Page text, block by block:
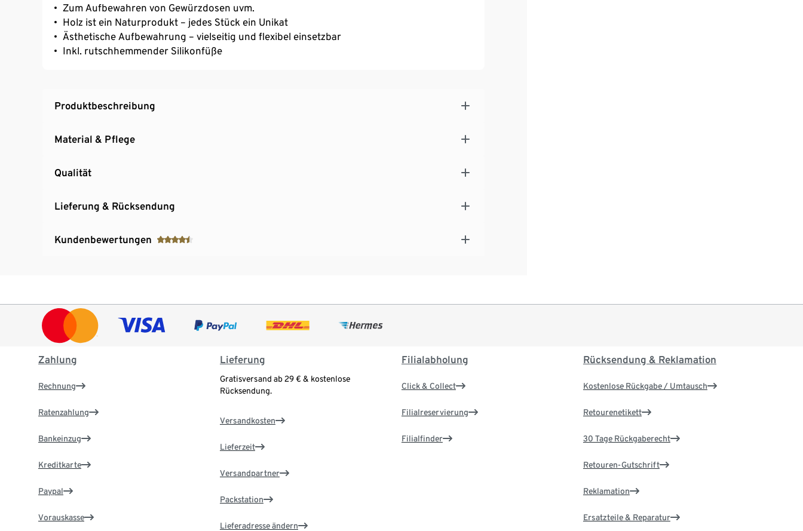
Zum Aufbewahren von Gewürzdosen uvm.
Holz ist ein Naturprodukt – jedes Stück ein Unikat
Ästhetische Aufbewahrung – vielseitig und flexibel einsetzbar
Inkl. rutschhemmender Silikonfüße
Produktbeschreibung
Material & Pflege
Qualität
Lieferung & Rücksendung
Kundenbewertungen
Zahlung
Rechnung
Ratenzahlung
Bankeinzug
Kreditkarte
Paypal
Vorauskasse
Lieferung
Gratisversand ab 29 € & kostenlose
Rücksendung.
Versandkosten
Lieferzeit
Versandpartner
Packstation
Lieferadresse ändern
Filialabholung
Click & Collect
Filialreservierung
Filialfinder
Rücksendung & Reklamation
Kostenlose Rückgabe / Umtausch
Retourenetikett
30 Tage Rückgaberecht
Retouren-Gutschrift
Reklamation
Ersatzteile & Reparatur